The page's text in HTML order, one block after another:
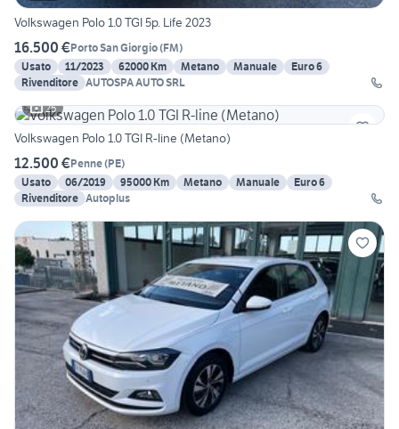
Volkswagen Polo 1.0 TGI 5p. Life 2023
16.500 €Porto San Giorgio(FM)
Usato
11/2023 62000 Km Metano Manuale
Euro 6
Rivenditore AUTOSPA AUTO SRL
25
Volkswagen Polo 1.0 TGI R-line (Metano)
12.500 €Penne(PE)
Usato
06/2019 95000 Km Metano Manuale
Euro 6
Rivenditore Autoplus